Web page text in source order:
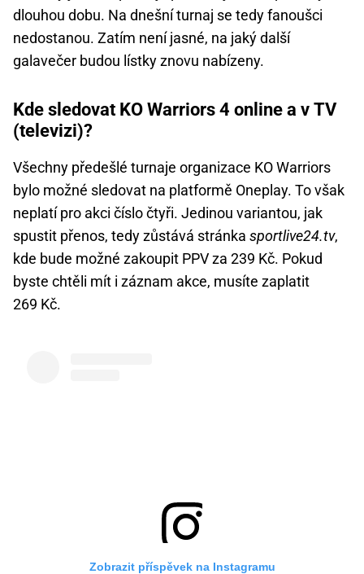
dlouhou dobu. Na dnešní turnaj se tedy fanoušci
nedostanou. Zatím není jasné, na jaký další
galavečer budou lístky znovu nabízeny.
Kde sledovat KO Warriors 4 online a v TV
(televizi)?
Všechny předešlé turnaje organizace KO Warriors
bylo možné sledovat na platformě Oneplay. To však
neplatí pro akci číslo čtyři. Jedinou variantou, jak
spustit přenos, tedy zůstává stránka sportlive24.tv,
kde bude možné zakoupit PPV za 239 Kč. Pokud
byste chtěli mít i záznam akce, musíte zaplatit
269 Kč.
Zobrazit příspěvek na Instagramu